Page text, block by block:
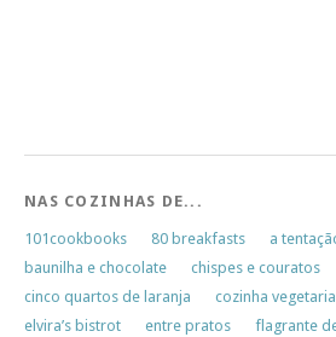
NAS COZINHAS DE...
101cookbooks 80 breakfasts
a
baunilha e chocolate
chispes e couratos
cinco quartos de laranja
cozinha
elvira’s bistrot
entre pratos
flagrante